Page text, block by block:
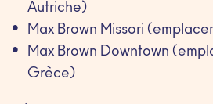
Autriche)
Max Brown Missori
Max Brown Downtown
Grèce)